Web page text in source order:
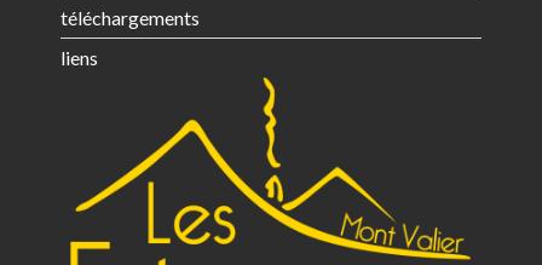
téléchargements
liens